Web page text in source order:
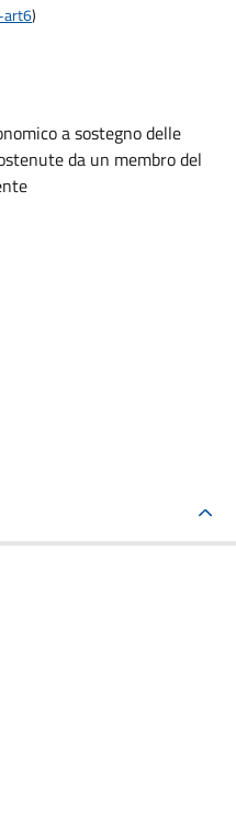
)
a sostegno delle
da un membro del